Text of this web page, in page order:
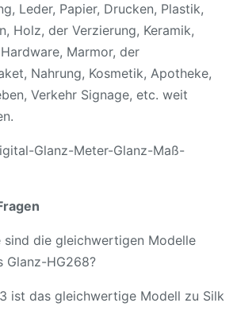
Leder, Papier, Drucken, Plastik,
Holz, der Verzierung, Keramik,
Marmor, der
Nahrung, Kosmetik, Apotheke,
Verkehr Signage, etc. weit
sind die gleichwertigen Modelle
Glanz-HG268?
ist das gleichwertige Modell zu Silk